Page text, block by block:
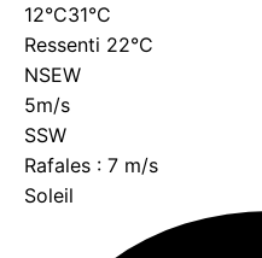
12°C31°C
Ressenti 22°C
NSEW
5m/s
SSW
Rafales : 7 m/s
Soleil